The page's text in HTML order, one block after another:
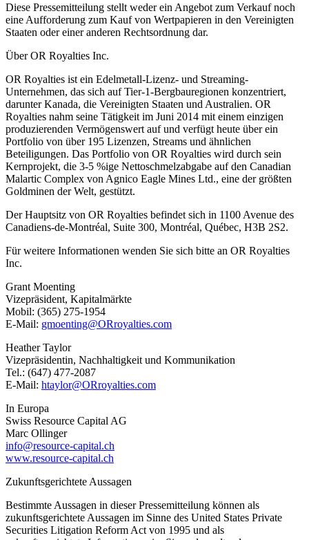
Diese Pressemitteilung stellt weder ein Angebot zum Verkauf noch
eine Aufforderung zum Kauf von Wertpapieren in den Vereinigten
Staaten oder einer anderen Rechtsordnung dar.
Über OR Royalties Inc.
OR Royalties ist ein Edelmetall-Lizenz- und Streaming-
Unternehmen, das sich auf Tier-1-Bergbauregionen konzentriert,
darunter Kanada, die Vereinigten Staaten und Australien. OR
Royalties nahm seine Tätigkeit im Juni 2014 mit einem einzigen
produzierenden Vermögenswert auf und verfügt heute über ein
Portfolio von über 195 Lizenzen, Streams und ähnlichen
Beteiligungen. Das Portfolio von OR Royalties wird durch sein
Kernprojekt, die 3-5 %ige Nettoschmelzabgabe auf den Canadian
Malartic Complex von Agnico Eagle Mines Ltd., eine der größten
Goldminen der Welt, gestützt.
Der Hauptsitz von OR Royalties befindet sich in 1100 Avenue des
Canadiens-de-Montréal, Suite 300, Montréal, Québec, H3B 2S2.
Für weitere Informationen wenden Sie sich bitte an OR Royalties
Inc.
Grant Moenting
Vizepräsident, Kapitalmärkte
Mobil: (365) 275-1954
E-Mail: gmoenting@ORroyalties.com
Heather Taylor
Vizepräsidentin, Nachhaltigkeit und Kommunikation
Tel.: (647) 477-2087
E-Mail: htaylor@ORroyalties.com
In Europa
Swiss Resource Capital AG
Marc Ollinger
info@resource-capital.ch
www.resource-capital.ch
Zukunftsgerichtete Aussagen
Bestimmte Aussagen in dieser Pressemitteilung können als
zukunftsgerichtete Aussagen im Sinne des United States Private
Securities Litigation Reform Act von 1995 und als